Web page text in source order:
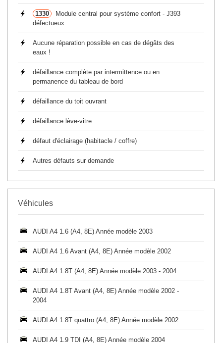
1330
Module central pour système confort - J393
défectueux
Aucune réparation possible en cas de dégâts des
eaux !
défaillance complète par intermittence ou en
permanence du tableau de bord
défaillance du toit ouvrant
défaillance lève-vitre
défaut d'éclairage (habitacle / coffre)
Autres défauts sur demande
Véhicules
AUDI A4 1.6 (A4, 8E) Année modèle 2003
AUDI A4 1.6 Avant (A4, 8E) Année modèle 2002
AUDI A4 1.8T (A4, 8E) Année modèle 2003 - 2004
AUDI A4 1.8T Avant (A4, 8E) Année modèle 2002 -
2004
AUDI A4 1.8T quattro (A4, 8E) Année modèle 2002
AUDI A4 1.9 TDI (A4, 8E) Année modèle 2004